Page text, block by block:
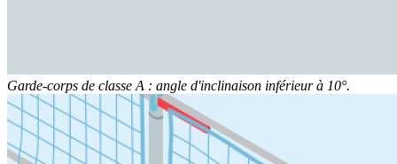
Garde-corps de classe A : angle d'inclinaison inférieur à 10°.